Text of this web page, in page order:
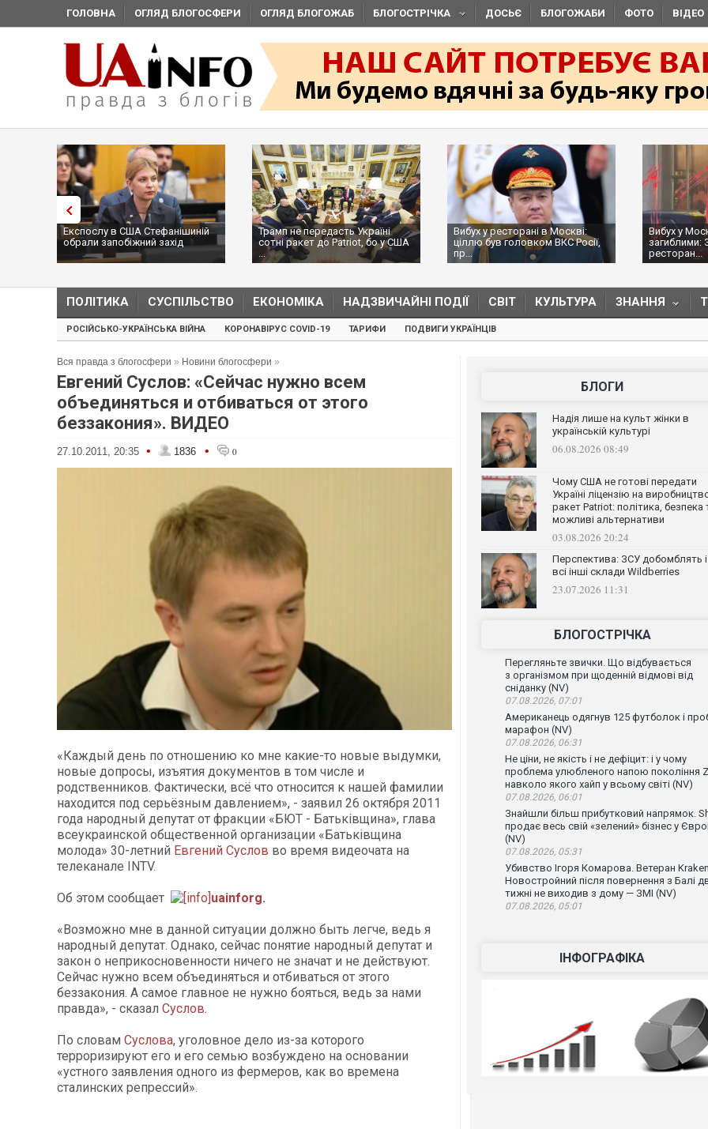
ГОЛОВНА ОГЛЯД БЛОГОСФЕРИ ОГЛЯД БЛОГОЖАБ БЛОГОСТРІЧКА ДОСЬЄ БЛОГОЖАБИ ФОТО ВІДЕО
Експослу в США Стефанішиній
обрали запобіжний захід
Трамп не передасть Україні
сотні ракет до Patriot, бо у США
...
Вибух у ресторані в Москві:
ціллю був головком ВКС Росії,
пр...
Вибух у
загиблими:
ресторан...
ПОЛІТИКА СУСПІЛЬСТВО ЕКОНОМІКА НАДЗВИЧАЙНІ ПОДІЇ СВІТ КУЛЬТУРА ЗНАННЯ
РОСІЙСЬКО-УКРАЇНСЬКА ВІЙНА КОРОНАВІРУС COVID-19 ТАРИФИ ПОДВИГИ УКРАЇНЦІВ
Вся правда з блогосфери » Новини блогосфери »
Евгений Суслов: «Сейчас нужно всем
объединяться и отбиваться от этого
беззакония». ВИДЕО
27.10.2011, 20:35 • 1836 • 0
«Каждый день по отношению ко мне какие-то новые выдумки,
новые допросы, изъятия документов в том числе и
родственников. Фактически, всё что относится к нашей фамилии
находится под серьёзным давлением», - заявил 26 октября 2011
года народный депутат от фракции «БЮТ - Батьківщина», глава
всеукраинской общественной организации «Батьківщина
молода» 30-летний Евгений Суслов во время видеочата на
телеканале INTV.
Об этом сообщает uainforg.
«Возможно мне в данной ситуации должно быть легче, ведь я
народный депутат. Однако, сейчас понятие народный депутат и
закон о неприкосновенности ничего не значат и не действуют.
Сейчас нужно всем объединяться и отбиваться от этого
беззакония. А самое главное не нужно бояться, ведь за нами
правда», - сказал Суслов.
По словам Суслова, уголовное дело из-за которого
терроризируют его и его семью возбуждено на основании
«устного заявления одного из фермеров, как во времена
сталинских репрессий».
БЛОГИ
Надія лише на культ жінки в
українській культурі
06.08.2026 08:49
Чому США не готові передати
Україні ліцензію на
ракет Patriot: політика, безпека
можливі альтернативи
03.08.2026 20:24
Перспектива: ЗСУ добомблять і
всі інші склади Wildberries
23.07.2026 11:31
БЛОГОСТРІЧКА
Перегляньте звички. Що відбувається
з організмом при щоденній відмові від
сніданку (NV)
07.08.2026, 07:01
Американець одягнув 125 футболок і
марафон (NV)
07.08.2026, 06:31
Не ціни, не якість і не дефіцит: і у чому
проблема улюбленого напою покоління
навколо якого хайп у всьому світі (NV)
07.08.2026, 06:01
Знайшли більш прибутковий напрямок.
продає весь свій «зелений» бізнес у
(NV)
07.08.2026, 05:31
Убивство Ігоря Комарова. Ветеран Kraken
Новостройний після повернення з Балі
тижні не виходив з дому — ЗМІ (NV)
07.08.2026, 05:01
ІНФОГРАФІКА